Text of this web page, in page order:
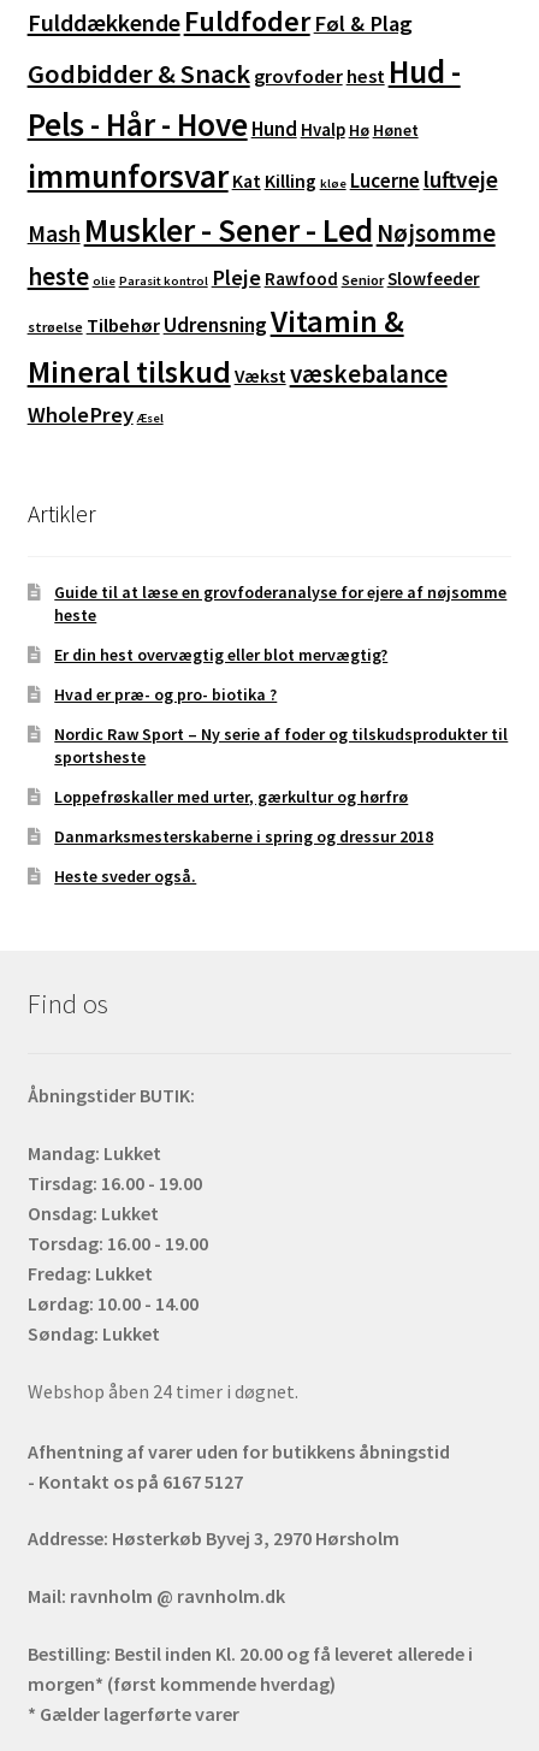
Fulddækkende Fuldfoder Føl & Plag
Godbidder & Snack grovfoder hest Hud -
Pels - Hår - HoveHund Hvalp Hø Hønet
immunforsvar Kat Killing kløe Lucerne luftveje
Mash Muskler - Sener - Led Nøjsomme
heste olie Parasit kontrol Pleje Rawfood Senior Slowfeeder
strøelse Tilbehør UdrensningVitamin &
Mineral tilskud Vækst væskebalance
WholePrey Æsel
Artikler
Guide til at læse en grovfoderanalyse for ejere af nøjsomme
heste
Er din hest overvægtig eller blot mervægtig?
Hvad er præ- og pro- biotika ?
Nordic Raw Sport – Ny serie af foder og tilskudsprodukter til
sportsheste
Loppefrøskaller med urter, gærkultur og hørfrø
Danmarksmesterskaberne i spring og dressur 2018
Heste sveder også.
Find os
Åbningstider BUTIK:
Mandag: Lukket
Tirsdag: 16.00 - 19.00
Onsdag: Lukket
Torsdag: 16.00 - 19.00
Fredag: Lukket
Lørdag: 10.00 - 14.00
Søndag: Lukket
Webshop åben 24 timer i døgnet.
Afhentning af varer uden for butikkens åbningstid
- Kontakt os på 6167 5127
Addresse: Høsterkøb Byvej 3, 2970 Hørsholm
Mail: ravnholm @ ravnholm.dk
Bestilling: Bestil inden Kl. 20.00 og få leveret allerede i
morgen* (først kommende hverdag)
* Gælder lagerførte varer